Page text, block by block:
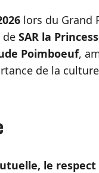
lors du Grand
de SAR la
Poimboeuf,
de la
le respect